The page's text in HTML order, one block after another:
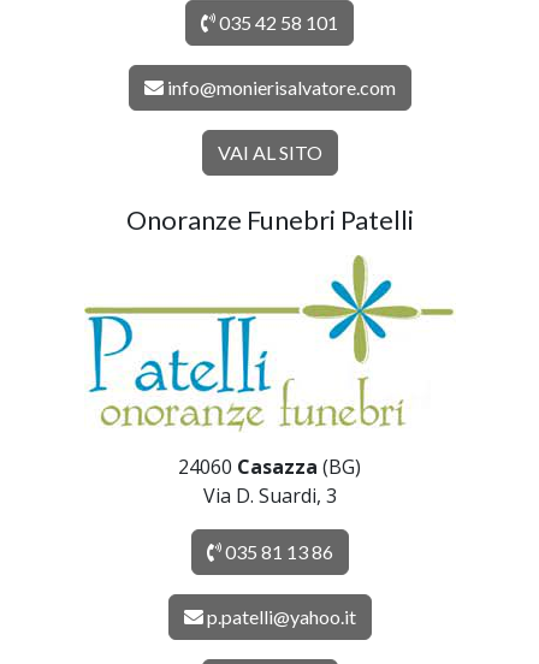
035 42 58 101
info@monierisalvatore.com
VAI AL SITO
Onoranze Funebri Patelli
24060 Casazza (BG)
Via D. Suardi, 3
035 81 13 86
p.patelli@yahoo.it